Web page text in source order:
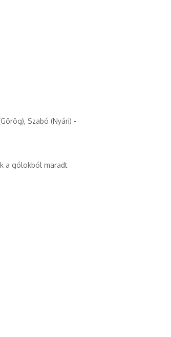
Szabó (Nyári) -
a gólokból maradt